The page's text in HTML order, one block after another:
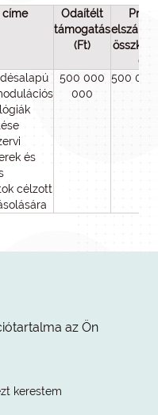
címe
Odaítélt
támogatás
(Ft)
(Ft)
és
célzott
500 000
000
500
az Ön
kerestem